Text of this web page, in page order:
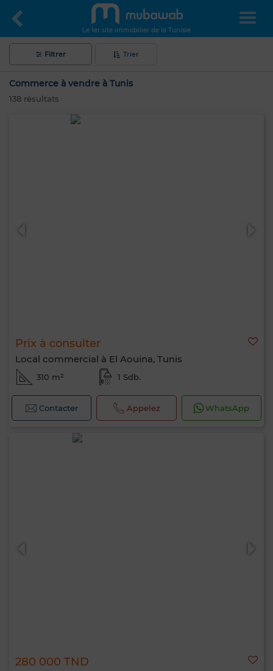
Le 1er site immobilier de la Tunisie
Filtrer Trier
Commerce à vendre à Tunis
138 résultats
Prix à consulter
Local commercial à El Aouina, Tunis
310 m² 1 Sdb.
Contacter Appelez WhatsApp
280 000 TND